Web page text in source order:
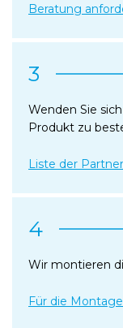
Beratung
3
Wenden Sie
Produkt zu
Liste der
4
Wir montieren
Für die